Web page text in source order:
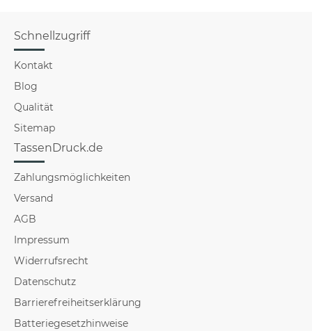
Schnellzugriff
Kontakt
Blog
Qualität
Sitemap
TassenDruck.de
Zahlungsmöglichkeiten
Versand
AGB
Impressum
Widerrufsrecht
Datenschutz
Barrierefreiheitserklärung
Batteriegesetzhinweise